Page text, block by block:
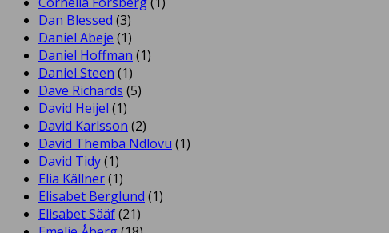
Dan Blessed (3)
Daniel Abeje (1)
Daniel Hoffman (1)
Daniel Steen (1)
Dave Richards (5)
David Heijel (1)
David Karlsson (2)
David Themba Ndlovu (1)
David Tidy(1)
Elia Källner(1)
Elisabet Berglund (1)
Elisabet Sääf(21)